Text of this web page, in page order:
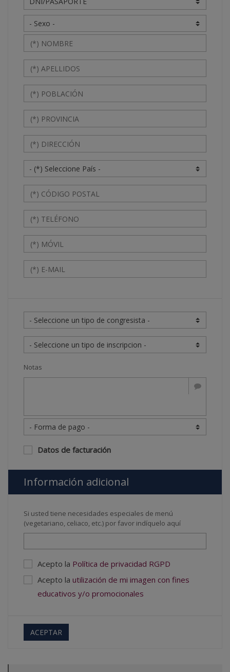
Notas
Datos de facturación
Información adicional
Si usted tiene necesidades especiales de menú
(vegetariano, celiaco, etc.) por favor indíquelo aquí
Acepto la Política de privacidad RGPD
Acepto la utilización de mi imagen con fines
educativos y/o promocionales
ACEPTAR